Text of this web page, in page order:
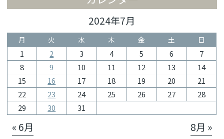
2024年7月
月 火 水 木 金 土 日
1 2 3 4 5 6
7
8
9 10 11 12 13
14
15
16 17 18 19 20
21
22
23 24 25 26 27
28
29
30 31
« 6月 8月 »